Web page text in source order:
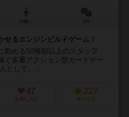
るエンジンビルドゲーム！
勤める50種類以上のスタッフ
ぐ多重アクション型カードゲー
として、...
47
お気に入り
227
持ってる